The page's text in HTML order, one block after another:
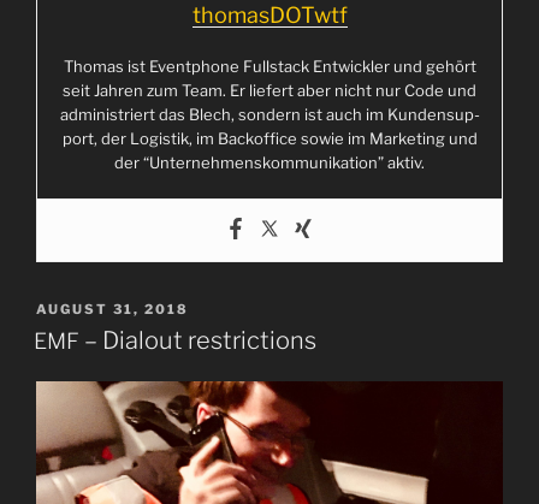
thomasDOTwtf
Tho­mas ist Event­phone Full­stack Ent­wick­ler und gehört
seit Jah­ren zum Team. Er lie­fert aber nicht nur Code und
admi­nis­triert das Blech, son­dern ist auch im Kun­den­sup­
port, der Logis­tik, im Back­of­fice sowie im Mar­ke­ting und
der “Unter­neh­mens­kom­mu­ni­ka­ti­on” aktiv.
POSTED
ON
AUGUST 31, 2018
EMF – Dialout restrictions